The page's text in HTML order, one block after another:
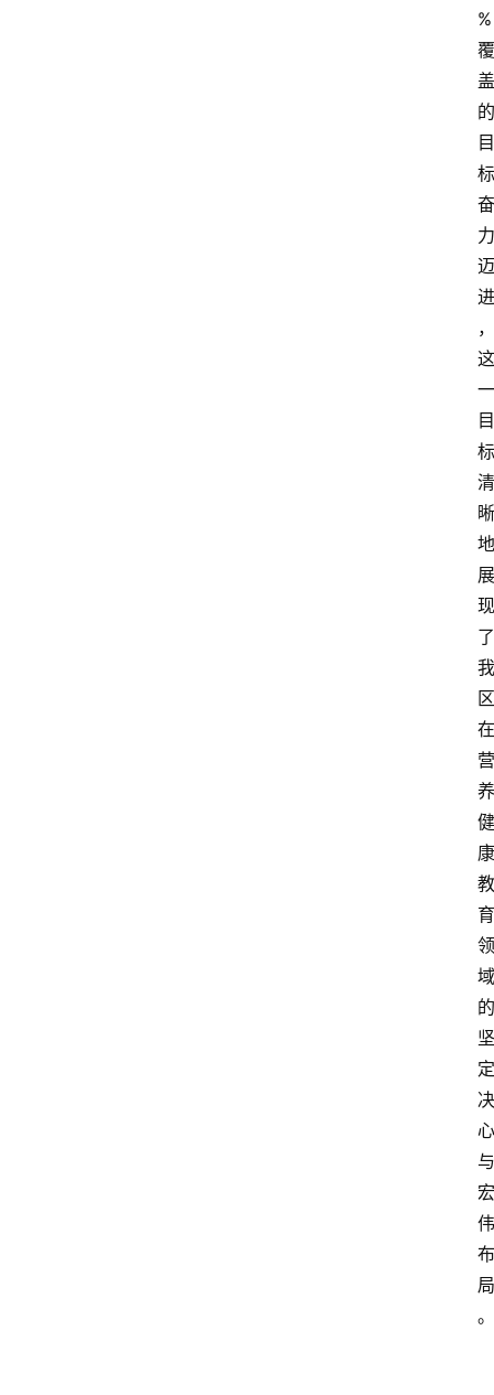
%
覆
盖
的
目
标
奋
力
迈
进
，
这
一
目
标
清
晰
地
展
现
了
我
区
在
营
养
健
康
教
育
领
域
的
坚
定
决
心
与
宏
伟
布
局
。